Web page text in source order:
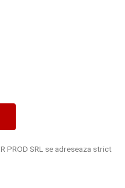
PROD SRL se adreseaza strict